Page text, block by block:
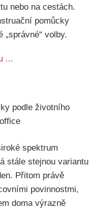
nebo na cestách.
pomůcky
„správné“ volby.
…
spektrum
stále stejnou variantu
Přitom právě
povinnostmi,
doma výrazně